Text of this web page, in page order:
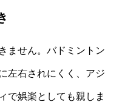
ません。バドミントン
左右されにくく、アジ
で娯楽としても親しま